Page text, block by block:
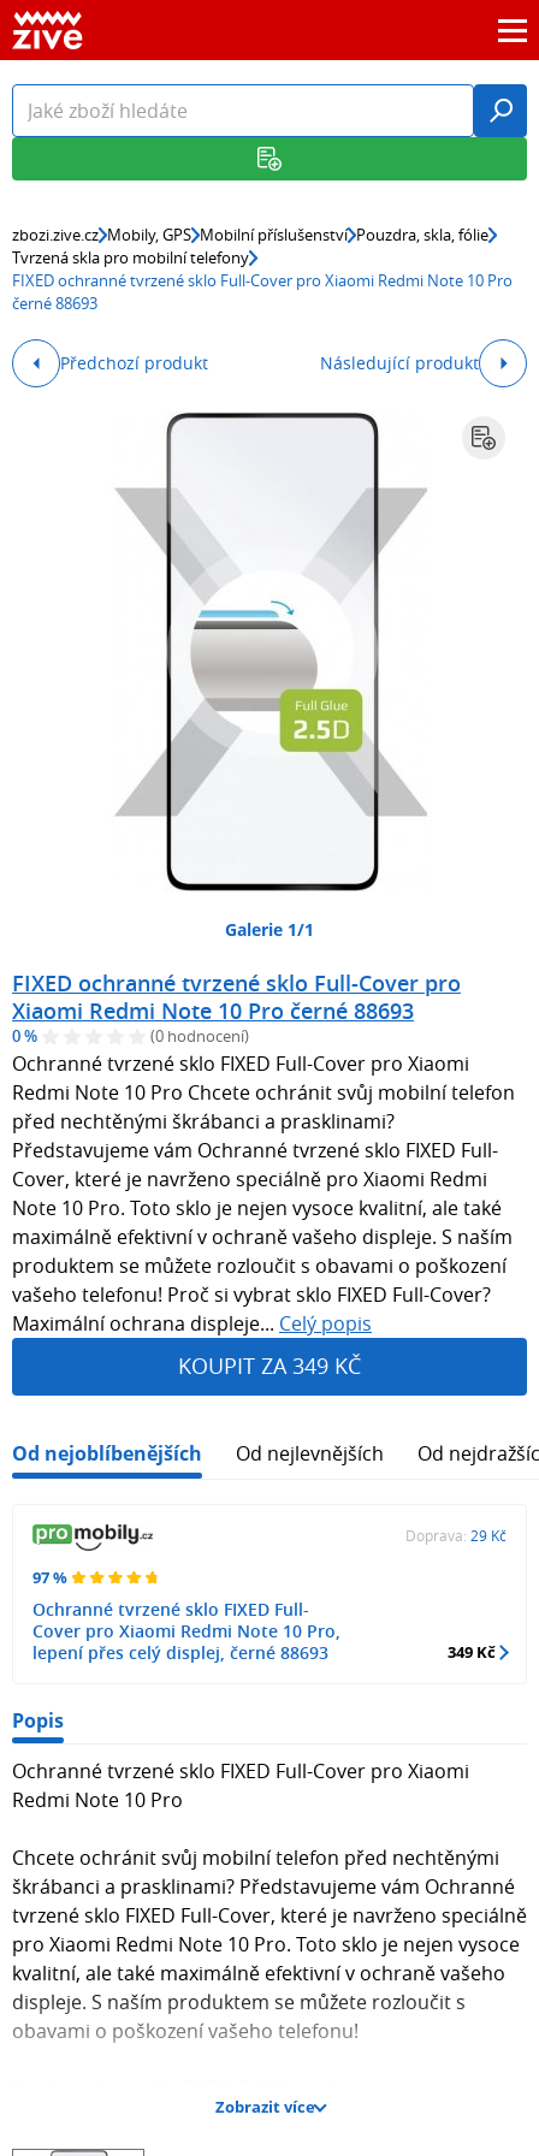
zbozi.zive.cz Mobily, GPS Mobilní příslušenství Pouzdra, skla, fólie
Tvrzená skla pro mobilní telefony
FIXED ochranné tvrzené sklo Full-Cover pro Xiaomi Redmi Note 10 Pro
černé 88693
Předchozí produkt Následující produkt
Galerie 1/1
FIXED ochranné tvrzené sklo Full-Cover pro
Xiaomi Redmi Note 10 Pro černé 88693
0 % (0 hodnocení)
Ochranné tvrzené sklo FIXED Full-Cover pro Xiaomi
Redmi Note 10 Pro Chcete ochránit svůj mobilní telefon
před nechtěnými škrábanci a prasklinami?
Představujeme vám Ochranné tvrzené sklo FIXED Full-
Cover, které je navrženo speciálně pro Xiaomi Redmi
Note 10 Pro. Toto sklo je nejen vysoce kvalitní, ale také
maximálně efektivní v ochraně vašeho displeje. S naším
produktem se můžete rozloučit s obavami o poškození
vašeho telefonu! Proč si vybrat sklo FIXED Full-Cover?
Maximální ochrana displeje... Celý popis
KOUPIT ZA 349 KČ
Od nejoblíbenějších Od nejlevnějších Od
97 %
Ochranné tvrzené sklo FIXED Full-
Cover pro Xiaomi Redmi Note 10 Pro,
lepení přes celý displej, černé 88693
Doprava: 29 Kč
349 Kč
Popis
Ochranné tvrzené sklo FIXED Full-Cover pro Xiaomi
Redmi Note 10 Pro
Chcete ochránit svůj mobilní telefon před nechtěnými
škrábanci a prasklinami? Představujeme vám Ochranné
tvrzené sklo FIXED Full-Cover, které je navrženo speciálně
pro Xiaomi Redmi Note 10 Pro. Toto sklo je nejen vysoce
kvalitní, ale také maximálně efektivní v ochraně vašeho
displeje. S naším produktem se můžete rozloučit s
obavami o poškození vašeho telefonu!
Maximální ochrana displeje před nárazy a škrábanci
Zobrazit více